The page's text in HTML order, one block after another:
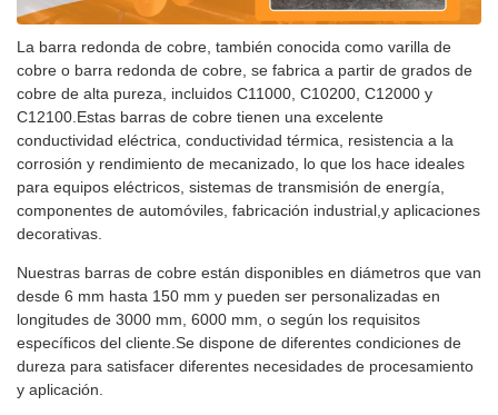
La barra redonda de cobre, también conocida como varilla de
cobre o barra redonda de cobre, se fabrica a partir de grados de
cobre de alta pureza, incluidos C11000, C10200, C12000 y
C12100.Estas barras de cobre tienen una excelente
conductividad eléctrica, conductividad térmica, resistencia a la
corrosión y rendimiento de mecanizado, lo que los hace ideales
para equipos eléctricos, sistemas de transmisión de energía,
componentes de automóviles, fabricación industrial,y aplicaciones
decorativas.
Nuestras barras de cobre están disponibles en diámetros que van
desde 6 mm hasta 150 mm y pueden ser personalizadas en
longitudes de 3000 mm, 6000 mm, o según los requisitos
específicos del cliente.Se dispone de diferentes condiciones de
dureza para satisfacer diferentes necesidades de procesamiento
y aplicación.